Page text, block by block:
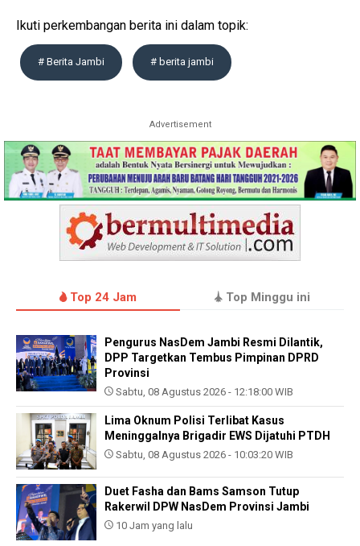
Ikuti perkembangan berita ini dalam topik:
# Berita Jambi # berita jambi
Advertisement
Top 24 Jam Top Minggu ini
Pengurus NasDem Jambi Resmi Dilantik,
DPP Targetkan Tembus Pimpinan DPRD
Provinsi
Sabtu, 08 Agustus 2026 - 12:18:00 WIB
Lima Oknum Polisi Terlibat Kasus
Meninggalnya Brigadir EWS Dijatuhi PTDH
Sabtu, 08 Agustus 2026 - 10:03:20 WIB
Duet Fasha dan Bams Samson Tutup
Rakerwil DPW NasDem Provinsi Jambi
10 Jam yang lalu